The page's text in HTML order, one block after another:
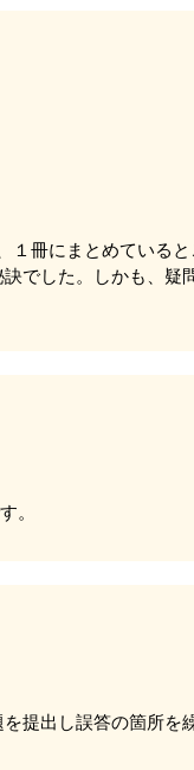
１冊にまとめている
でした。しかも、疑
。
提出し誤答の箇所を